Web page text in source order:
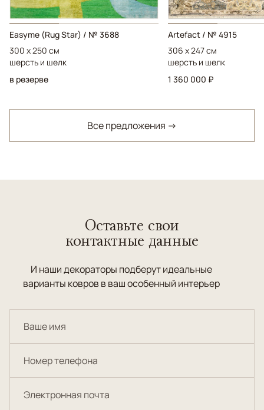
Easyme (Rug Star) / № 3688
300 x 250 см
шерсть и шелк
в резерве
Artefact / № 4915
306 x 247 см
шерсть и шелк
1 360 000 ₽
Все предложения →
Оставьте свои
контактные данные
И наши декораторы подберут идеальные
варианты ковров в ваш особенный интерьер